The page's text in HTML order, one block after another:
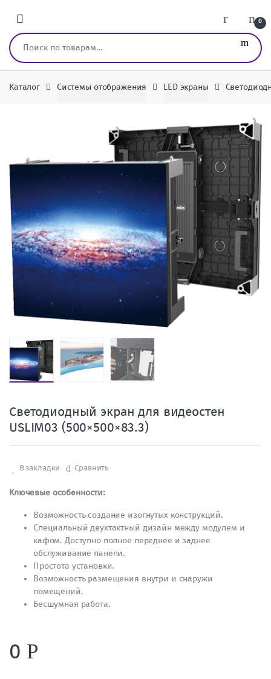
0
Искать:
Каталог Системы отображения LED экраны
Светодиодный экран для видеостен
USLIM03 (500×500×83.3)
В закладки Сравнить
Ключевые особенности:
Возможность создание изогнутых конструкций.
Специальный двухтактный дизайн между модулем и
кафом. Доступно полное переднее и заднее
обслуживание панели.
Простота установки.
Возможность размещения внутри и снаружи
помещений.
Бесшумная работа.
0 Р